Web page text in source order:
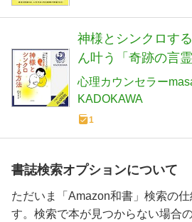
神様とシンクロす
ん叶う「奇跡の言霊
心理カウンセラー
KADOKAWA
1
書誌検索オプションについて
ただいま「Amazon和書」検索の
す。検索で本が見つからない場合